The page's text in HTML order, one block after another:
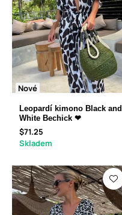
Nové
Leopardí kimono Black and
White Bechick ❤
$71.25
Skladem